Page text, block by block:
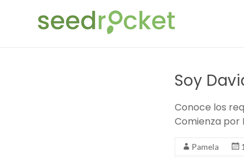
contenidoSeedRocket
Soy
Conoce los
Comienza por
Pamela